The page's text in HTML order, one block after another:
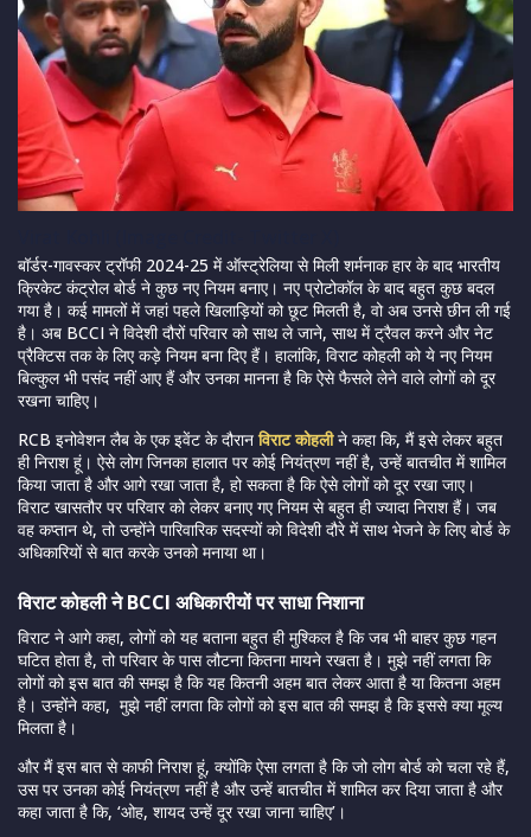
बॉर्डर-गावस्कर ट्रॉफी 2024-25 में ऑस्ट्रेलिया से मिली शर्मनाक हार के बाद भारतीय
क्रिकेट कंट्रोल बोर्ड ने कुछ नए नियम बनाए। नए प्रोटोकॉल के बाद बहुत कुछ बदल
गया है। कई मामलों में जहां पहले खिलाड़ियों को छूट मिलती है, वो अब उनसे छीन ली गई
है। अब BCCI ने विदेशी दौरों परिवार को साथ ले जाने, साथ में ट्रैवल करने और नेट
प्रैक्टिस तक के लिए कड़े नियम बना दिए हैं। हालांकि, विराट कोहली को ये नए नियम
बिल्कुल भी पसंद नहीं आए हैं और उनका मानना है कि ऐसे फैसले लेने वाले लोगों को दूर
रखना चाहिए।
RCB इनोवेशन लैब के एक इवेंट के दौरानविराट कोहलीने कहा कि, मैं इसे लेकर बहुत
ही निराश हूं। ऐसे लोग जिनका हालात पर कोई नियंत्रण नहीं है, उन्हें बातचीत में शामिल
किया जाता है और आगे रखा जाता है, हो सकता है कि ऐसे लोगों को दूर रखा जाए।
विराट खासतौर पर परिवार को लेकर बनाए गए नियम से बहुत ही ज्यादा निराश हैं। जब
वह कप्तान थे, तो उन्होंने पारिवारिक सदस्यों को विदेशी दौरे में साथ भेजने के लिए बोर्ड के
अधिकारियों से बात करके उनको मनाया था।
विराट कोहली ने BCCI अधिकारीयों पर साधा निशाना
विराट ने आगे कहा, लोगों को यह बताना बहुत ही मुश्किल है कि जब भी बाहर कुछ गहन
घटित होता है, तो परिवार के पास लौटना कितना मायने रखता है। मुझे नहीं लगता कि
लोगों को इस बात की समझ है कि यह कितनी अहम बात लेकर आता है या कितना अहम
है। उन्होंने कहा, मुझे नहीं लगता कि लोगों को इस बात की समझ है कि इससे क्या मूल्य
मिलता है।
और मैं इस बात से काफी निराश हूं, क्योंकि ऐसा लगता है कि जो लोग बोर्ड को चला रहे हैं,
उस पर उनका कोई नियंत्रण नहीं है और उन्हें बातचीत में शामिल कर दिया जाता है और
कहा जाता है कि, ‘ओह, शायद उन्हें दूर रखा जाना चाहिए’।